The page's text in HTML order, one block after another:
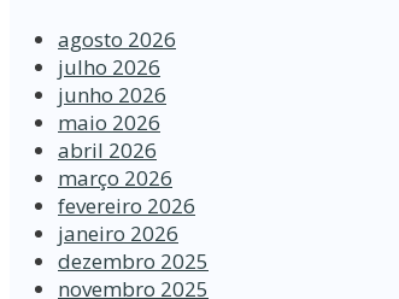
agosto 2026
julho 2026
junho 2026
maio 2026
abril 2026
março 2026
fevereiro 2026
janeiro 2026
dezembro 2025
novembro 2025